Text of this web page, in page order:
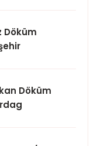
Döküm
Döküm